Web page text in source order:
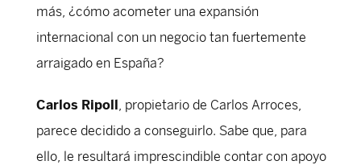
más, ¿cómo acometer una expansión
internacional con un negocio tan fuertemente
arraigado en España?
Carlos Ripoll, propietario de Carlos Arroces,
parece decidido a conseguirlo. Sabe que, para
ello, le resultará imprescindible contar con apoyo